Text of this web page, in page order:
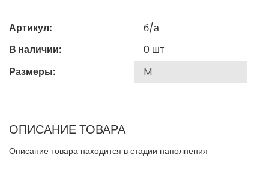
Артикул:
б/а
В наличии:
0 шт
Размеры:
ОПИСАНИЕ ТОВАРА
Описание товара находится в стадии наполнения